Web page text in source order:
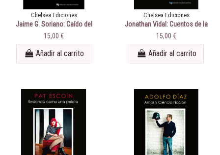
Chelsea Ediciones
Jaime G. Soriano: Caído del
cielo
15,00 €
Añadir al carrito
Chelsea Ediciones
Jonathan Vidal: Cuentos de la
Ballena Azul
15,00 €
Añadir al carrito